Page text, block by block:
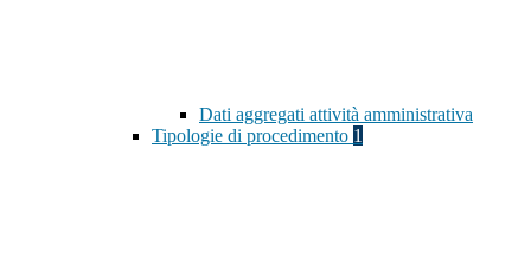
Dati aggregati attività amministrativa
Tipologie di procedimento 1